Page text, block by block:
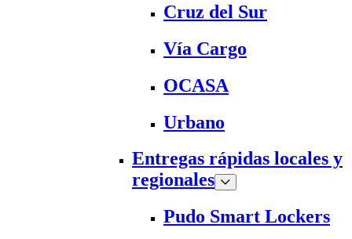
Cruz del Sur
Vía Cargo
OCASA
Urbano
Entregas rápidas locales y
regionales
Pudo Smart Lockers